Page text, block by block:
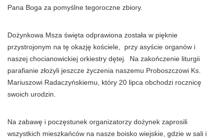
Pana Boga za pomyślne tegoroczne zbiory.
Dożynkowa Msza święta odprawiona została w pięknie
przystrojonym na tę okazję kościele, przy asyście organów i
naszej chocianowickiej orkiestry dętej. Na zakończenie liturgii
parafianie złożyli jeszcze życzenia naszemu Proboszczowi Ks.
Mariuszowi Radaczyńskiemu, który 20 lipca obchodzi rocznicę
swoich urodzin.
Na zabawę i poczęstunek organizatorzy dożynek zaprosili
wszystkich mieszkańców na nasze boisko wiejskie, gdzie w sali i